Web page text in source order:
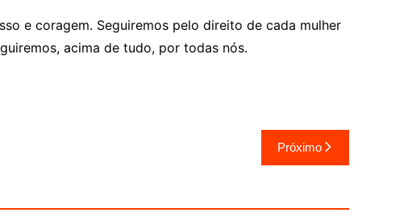
e coragem. Seguiremos pelo direito de cada mulher
acima de tudo, por todas nós.
Próximo